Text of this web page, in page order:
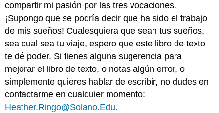
compartir mi pasión por las tres vocaciones.
¡Supongo que se podría decir que ha sido el trabajo
de mis sueños! Cualesquiera que sean tus sueños,
sea cual sea tu viaje, espero que este libro de texto
te dé poder. Si tienes alguna sugerencia para
mejorar el libro de texto, o notas algún error, o
simplemente quieres hablar de escribir, no dudes en
contactarme en cualquier momento:
Heather.Ringo@Solano.Edu.